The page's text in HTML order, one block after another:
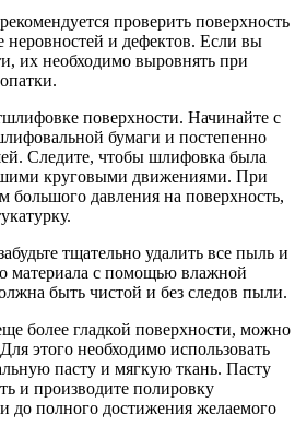
проверить поверхность
неровностей и дефектов. Если вы
их необходимо выровнять при
поверхности. Начинайте с
бумаги и постепенно
Следите, чтобы шлифовка была
круговыми движениями. При
большого давления на поверхность,
тщательно удалить все пыль и
материала с помощью влажной
быть чистой и без следов пыли.
более гладкой поверхности, можно
этого необходимо использовать
пасту и мягкую ткань. Пасту
и производите полировку
до полного достижения желаемого